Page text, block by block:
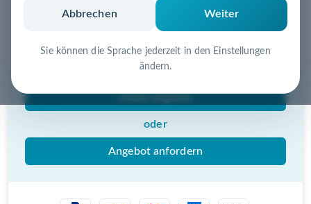
Abbrechen Weiter
Sie können die Sprache jederzeit in den Einstellungen
ändern.
Schnell, sicher und unkompliziert zur eigenen
Gebot abgeben
oder
Angebot anfordern